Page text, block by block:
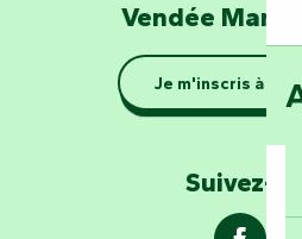
Vendée
Je m'inscris à la
Suivez-